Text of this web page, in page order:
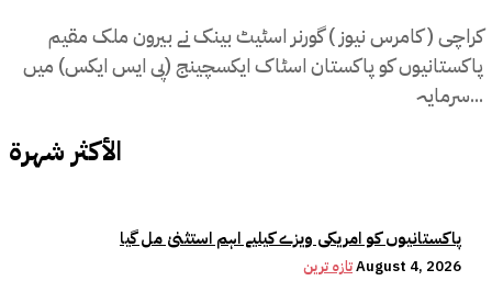
کراچی ( کامرس نیوز ) گورنر اسٹیٹ بینک نے بیرون ملک مقیم
پاکستانیوں کو پاکستان اسٹاک ایکسچینج (پی ایس ایکس) میں
سرمایہ...
الأكثر شهرة
پاکستانیوں کو امریکی ویزے کیلیے اہم استثنیٰ مل گیا
تازہ ترینAugust 4, 2026